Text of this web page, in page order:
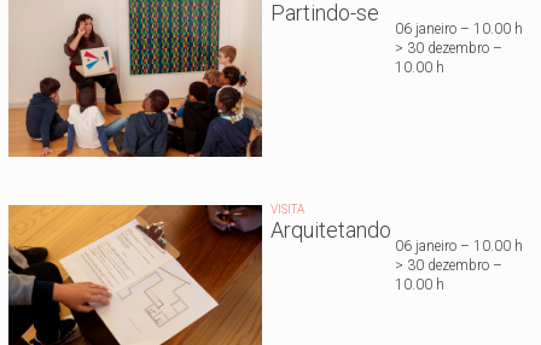
Partindo-se
06 janeiro – 10.00 h
> 30 dezembro –
10.00 h
VISITA
Arquitetando
06 janeiro – 10.00 h
> 30 dezembro –
10.00 h